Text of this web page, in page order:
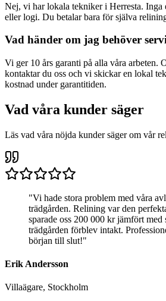
Nej, vi har lokala tekniker i Herresta. Inga
eller logi. Du betalar bara för själva
Vad händer om jag behöver
Vi ger 10 års garanti på alla våra arbeten.
kontaktar du oss och vi skickar en lokal
kostnad under garantitiden.
Vad våra kunder säger
Läs vad våra nöjda kunder säger om vår
"Vi hade stora problem med våra
trädgården. Relining var den
sparade oss 200 000 kr jämfört med
trädgården förblev intakt.
början till slut!"
Erik Andersson
Villaägare, Stockholm